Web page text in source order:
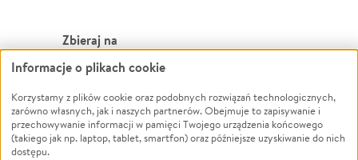
Zbieraj na
Leczenie
Zwierzęta
Pożar
Ukraina
Powódź
Wichura
NGO
Informacje o plikach cookie
Korzystamy z plików cookie oraz podobnych rozwiązań technologicznych,
zarówno własnych, jak i naszych partnerów. Obejmuje to zapisywanie i
przechowywanie informacji w pamięci Twojego urządzenia końcowego
(takiego jak np. laptop, tablet, smartfon) oraz późniejsze uzyskiwanie do nich
dostępu.